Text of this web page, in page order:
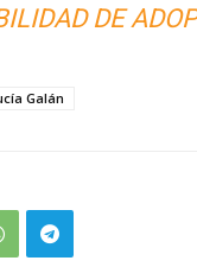
DE
Galán